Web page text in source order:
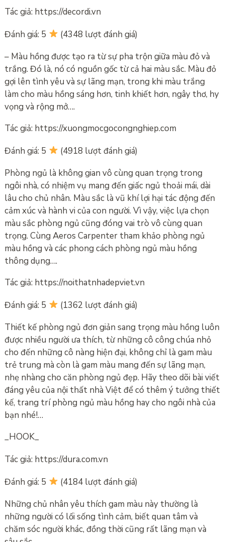
Tác giả: https://decordi.vn
Đánh giá: 5
(4348 lượt đánh giá)
– Màu hồng được tạo ra từ sự pha trộn giữa màu đỏ và
trắng. Đó là, nó có nguồn gốc từ cả hai màu sắc. Màu đỏ
gợi lên tình yêu và sự lãng mạn, trong khi màu trắng
làm cho màu hồng sáng hơn, tinh khiết hơn, ngây thơ, hy
vọng và rộng mở….
Tác giả: https://xuongmocgocongnghiep.com
Đánh giá: 5
(4918 lượt đánh giá)
Phòng ngủ là không gian vô cùng quan trọng trong
ngôi nhà, có nhiệm vụ mang đến giấc ngủ thoải mái, dài
lâu cho chủ nhân. Màu sắc là vũ khí lợi hại tác động đến
cảm xúc và hành vi của con người. Vì vậy, việc lựa chọn
màu sắc phòng ngủ cũng đóng vai trò vô cùng quan
trọng. Cùng Aeros Carpenter tham khảo phòng ngủ
màu hồng và các phong cách phòng ngủ màu hồng
thông dụng….
Tác giả: https://noithatnhadepviet.vn
Đánh giá: 5
(1362 lượt đánh giá)
Thiết kế phòng ngủ đơn giản sang trọng màu hồng luôn
được nhiều người ưa thích, từ những cô công chúa nhỏ
cho đến những cô nàng hiện đại, không chỉ là gam màu
trẻ trung mà còn là gam màu mang đến sự lãng mạn,
nhẹ nhàng cho căn phòng ngủ đẹp. Hãy theo dõi bài viết
đáng yêu của nội thất nhà Việt để có thêm ý tưởng thiết
kế, trang trí phòng ngủ màu hồng hay cho ngôi nhà của
bạn nhé!…
_HOOK_
Tác giả: https://dura.com.vn
Đánh giá: 5
(4184 lượt đánh giá)
Những chủ nhân yêu thích gam màu này thường là
những người có lối sống tình cảm, biết quan tâm và
chăm sóc người khác, đồng thời cũng rất lãng mạn và